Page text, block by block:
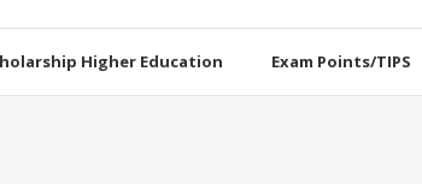
Higher Education Exam Points/TIPS